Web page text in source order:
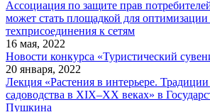
Ассоциация по защите прав
может стать площадкой для оптимизации
техприсоединения к сетям
16 мая, 2022
Новости конкурса «Туристический
20 января, 2022
Лекция «Растения в интерьере.
садоводства в XIX–XX веках» в
Пушкина